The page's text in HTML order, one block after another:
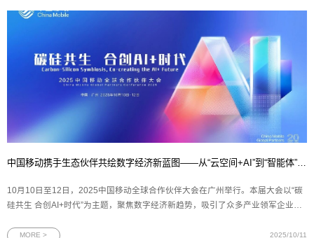
中国移动携手生态伙伴共绘数字经济新蓝图——从“云空间+AI”到“智能体”，再到“数盾”可信流通
10月10日至12日，2025中国移动全球合作伙伴大会在广州举行。本届大会以“碳
硅共生 合创AI+时代”为主题，聚焦数字经济新趋势，吸引了众多产业领军企业与
中移互联网有限公司连续发布多项战略合作与产品成果——中国移动云盘携手新
MORE > 2025/10/11